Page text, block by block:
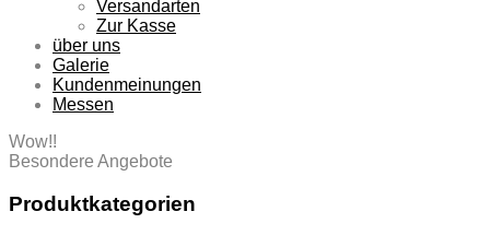
Versandarten
Zur Kasse
über uns
Galerie
Kundenmeinungen
Messen
Wow!!
Besondere Angebote
Produktkategorien